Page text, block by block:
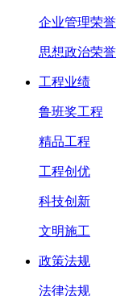
企业管理荣誉
思想政治荣誉
工程业绩
鲁班奖工程
精品工程
工程创优
科技创新
文明施工
政策法规
法律法规